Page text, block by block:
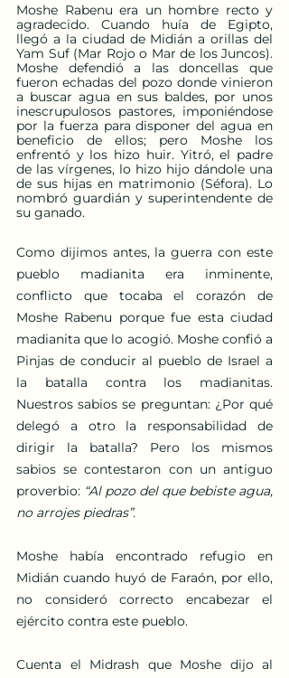
Moshe Rabenu era un hombre recto y
agradecido. Cuando huía de Egipto,
llegó a la ciudad de Midián a orillas del
Yam Suf (Mar Rojo o Mar de los Juncos).
Moshe defendió a las doncellas que
fueron echadas del pozo donde vinieron
a buscar agua en sus baldes, por unos
inescrupulosos pastores, imponiéndose
por la fuerza para disponer del agua en
beneficio de ellos; pero Moshe los
enfrentó y los hizo huir. Yitró, el padre
de las vírgenes, lo hizo hijo dándole una
de sus hijas en matrimonio (Séfora). Lo
nombró guardián y superintendente de
su ganado.
Como dijimos antes, la guerra con este
pueblo madianita era inminente,
conflicto que tocaba el corazón de
Moshe Rabenu porque fue esta ciudad
madianita que lo acogió. Moshe confió a
Pinjas de conducir al pueblo de Israel a
la batalla contra los madianitas.
Nuestros sabios se preguntan: ¿Por qué
delegó a otro la responsabilidad de
dirigir la batalla? Pero los mismos
sabios se contestaron con un antiguo
proverbio: “Al pozo del que bebiste agua,
no arrojes piedras”.
Moshe había encontrado refugio en
Midián cuando huyó de Faraón, por ello,
no consideró correcto encabezar el
ejército contra este pueblo.
Cuenta el Midrash que Moshe dijo al